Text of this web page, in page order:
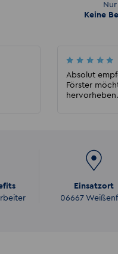
Keine
gehen auch
Absolut
Förster
Einsatzort
06667